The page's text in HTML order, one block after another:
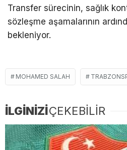
Transfer sürecinin, sağlık
sözleşme aşamalarının
bekleniyor.
MOHAMED SALAH
İLGİNİZİÇEKEBİLİR